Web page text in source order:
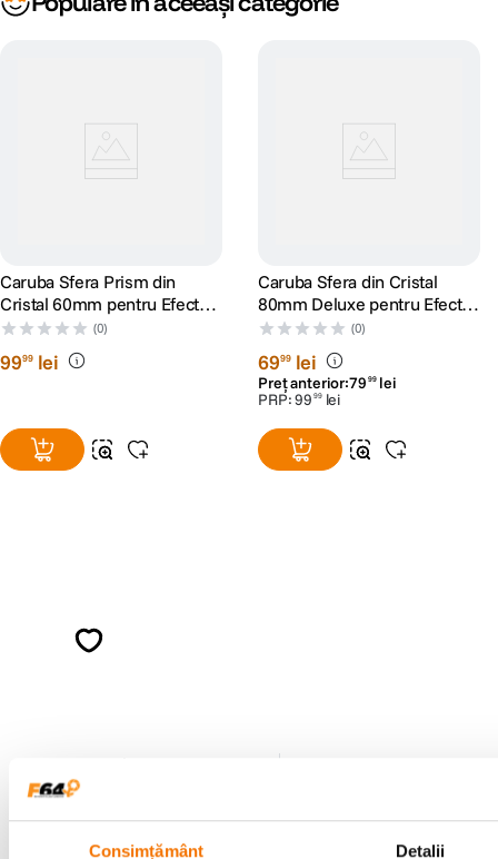
Consimțământ Detalii
Caruba Sfera Prism din
Cristal 60mm pentru Efecte
Foto - Video (0)
9999 lei
Caruba Sfera din Cristal
80mm Deluxe pentru Efecte
Foto - Video (0)
6999 lei
Preț anterior:79 99 lei
PRP:99 99 lei
specializata